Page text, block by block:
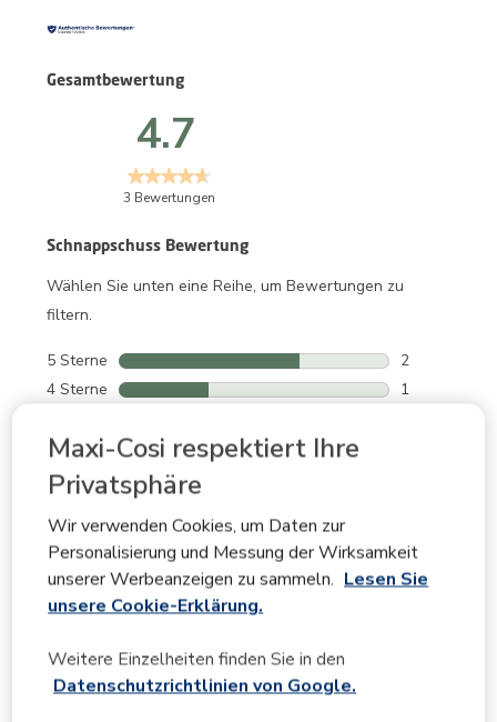
Maxi-Cosi respektiert Ihre
Privatsphäre
Wir verwenden Cookies, um Daten zur
Personalisierung und Messung der Wirksamkeit
unserer Werbeanzeigen zu sammeln. Lesen Sie
unsere Cookie-Erklärung.
Weitere Einzelheiten finden Sie in den
Datenschutzrichtlinien von Google.
Schnappschuss Bewertung
Wählen Sie unten eine Reihe, um Bewertungen zu
filtern.
5 Sterne Sterne
2
2
4 Sterne Sterne
1
2 SterneSterne
1 SternSterne
Gesamtbewertung
4.7
3 Bewertungen
Durchschnittliche Kundenbewertungen
Qualität
Qualität, 5.0 von 5
Benutzerfreundlichkeit, 4.7 von 5